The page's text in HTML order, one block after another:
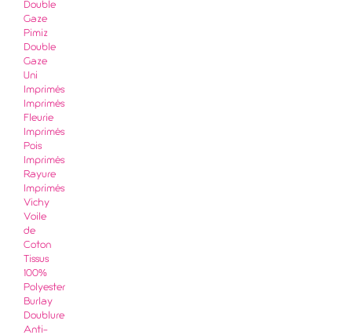
Double
Gaze
Pimiz
Double
Gaze
Uni
Imprimés
Imprimés
Fleurie
Imprimés
Pois
Imprimés
Rayure
Imprimés
Vichy
Voile
de
Coton
Tissus
100%
Polyester
Burlay
Doublure
Anti-